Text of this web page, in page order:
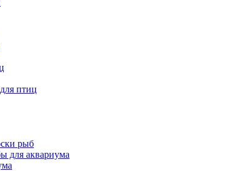
птиц
рыб
для аквариума